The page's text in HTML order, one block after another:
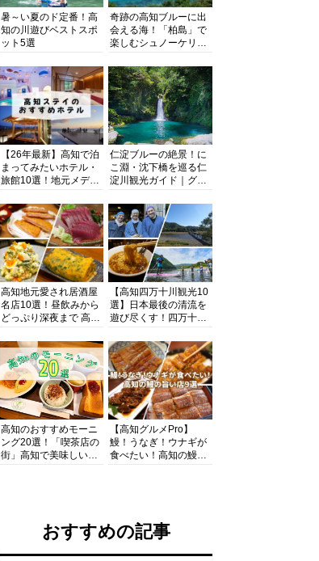
暑～い夏のド定番！高
知の川遊びベストスポ
ット5選
奇跡の高知ブルーに出
会える海！「柏島」で
楽しむシュノーケリン
浴にキャンプまで透明
度抜群の海の楽園を徹
底紹介
【26年最新】高知で泊
まってみたいホテル・
旅館10選！地元メディ
厳選
仁淀ブルーの絶景！に
こ淵・沈下橋を巡る仁
淀川観光ガイド｜グル
まで完全網羅！
高知地元愛され居酒屋
名店10選！昼飲みから
どっぷり深夜まで 高知
知グルメPro】
【高知四万十川観光10
選】日本最後の清流を
遊び尽くす！四万十川
を網羅したおすすめガ
イド
高知のおすすめモーニ
ング20選！「喫茶店の
街」高知で美味しい喫
【高知グルメPro】
鰻！うなぎ！ウナギが
食べたい！高知の鰻の
おすすめの記事